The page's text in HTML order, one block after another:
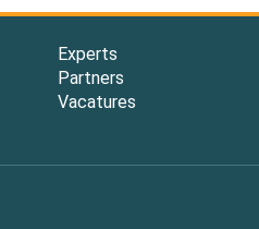
Experts
Partners
Vacatures